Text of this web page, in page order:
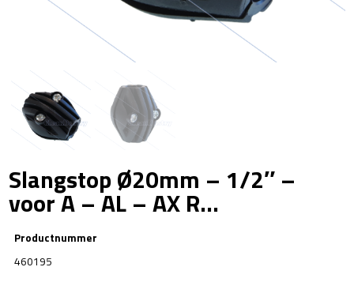
Slangstop Ø20mm – 1/2″ –
voor A – AL – AX R...
Productnummer
460195